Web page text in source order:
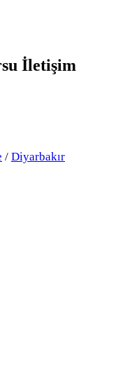
İletişim
/ Diyarbakır